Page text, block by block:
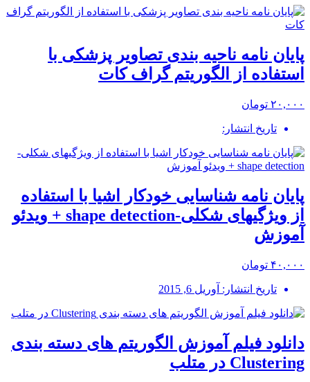
پایان نامه ناحیه بندی تصاویر پزشکی با
استفاده از الگوریتم گراف کات
۲۰,۰۰۰ تومان
تاریخ انتشار:
پایان نامه شناسایی خودکار اشیا با استفاده
از ویژگیهای شکلی-shape detection + ویدئو
آموزش
۴۰,۰۰۰ تومان
تاریخ انتشار: آوریل 6, 2015
دانلود فیلم آموزش الگوریتم های دسته بندی
Clustering در متلب